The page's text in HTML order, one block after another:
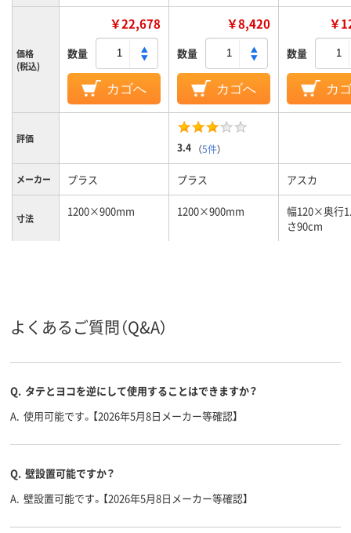
価格
(税込)
￥22,678
数量
カゴへ
￥8,420
数量
カゴへ
￥
数量
カ
評価
3.4 （5件）
メーカー プラス プラス アスカ
寸法 1200×900mm 1200×900mm
幅120×奥行
さ90cm
ボード材
ホーロータイプ
数
カラーグ
ホワイト系 ホワイト系
受け寸法
51 51
よくあるご質問（Q&A）
Q. タテとヨコを逆にして使用することはできますか？
A. 使用可能です。【2026年5月8日メーカー等確認】
Q. 壁設置可能ですか？
A. 壁設置可能です。【2026年5月8日メーカー等確認】